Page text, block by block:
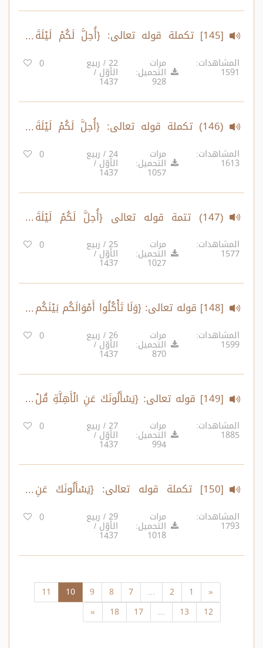
[145] تكملة قوله تعالى: {أُحِلَّ لَكُمْ لَيْلَةَ
الصِّيَامِ الرَّفَثُ إِلَى نِسَائِكُمْ ..} الآية:187
المشاهدات:
1591
مرات
التحميل:
928
22 / ربيع
الأوّل /
1437
0
(146) تكملة قوله تعالى: {أُحِلَّ لَكُمْ لَيْلَةَ
الصِّيَامِ الرَّفَثُ إِلَى نِسَائِكُمْ ..} الآية:187
المشاهدات:
1613
مرات
التحميل:
1057
24 / ربيع
الأوّل /
1437
0
(147) تتمة قوله تعالى {أُحِلَّ لَكُمْ لَيْلَةَ
الصِّيَامِ الرَّفَثُ إِلَى نِسَآئِكُمْ ..} الآية:187
المشاهدات:
1577
مرات
التحميل:
1027
25 / ربيع
الأوّل /
1437
0
[148] قوله تعالى: {وَلَا تَأْكُلُوا أَمْوَالَكُم بَيْنَكُم
بِالْبَاطِلِ ..} الآية:188
المشاهدات:
1599
مرات
التحميل:
870
26 / ربيع
الأوّل /
1437
0
[149] قوله تعالى: {يَسْأَلُونَكَ عَنِ الْأَهِلَّةِ قُلْ
هِيَ مَوَاقِيتُ لِلنَّاسِ وَالْحَجِّ ..} الآية:189
المشاهدات:
1885
مرات
التحميل:
994
27 / ربيع
الأوّل /
1437
0
[150] تكملة قوله تعالى: {يَسْأَلُونَكَ عَنِ
الْأَهِلَّةِ قُلْ هِيَ مَوَاقِيتُ لِلنَّاسِ وَالْحَجِّ}
الآية:189
المشاهدات:
1793
مرات
التحميل:
1018
29 / ربيع
الأوّل /
1437
0
«
1
2
...
7
8
9
10
11
12
13
...
17
18
»